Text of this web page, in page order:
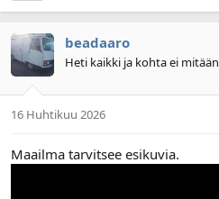
beadaaro
Heti kaikki ja kohta ei mitään
16 Huhtikuu 2026
Maailma tarvitsee esikuvia.